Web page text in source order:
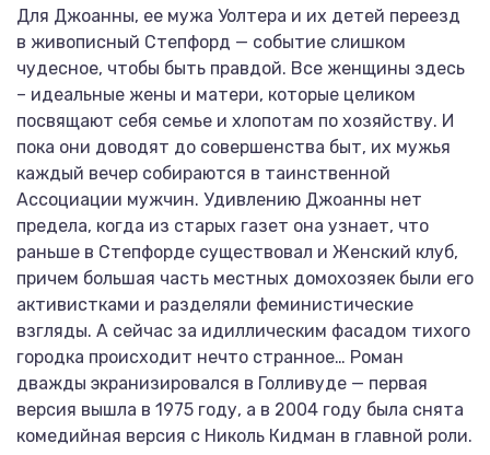
Для Джоанны, ее мужа Уолтера и их детей переезд
в живописный Степфорд — событие слишком
чудесное, чтобы быть правдой. Все женщины здесь
– идеальные жены и матери, которые целиком
посвящают себя семье и хлопотам по хозяйству. И
пока они доводят до совершенства быт, их мужья
каждый вечер собираются в таинственной
Ассоциации мужчин. Удивлению Джоанны нет
предела, когда из старых газет она узнает, что
раньше в Степфорде существовал и Женский клуб,
причем большая часть местных домохозяек были его
активистками и разделяли феминистические
взгляды. А сейчас за идиллическим фасадом тихого
городка происходит нечто странное… Роман
дважды экранизировался в Голливуде — первая
версия вышла в 1975 году, а в 2004 году была снята
комедийная версия с Николь Кидман в главной роли.